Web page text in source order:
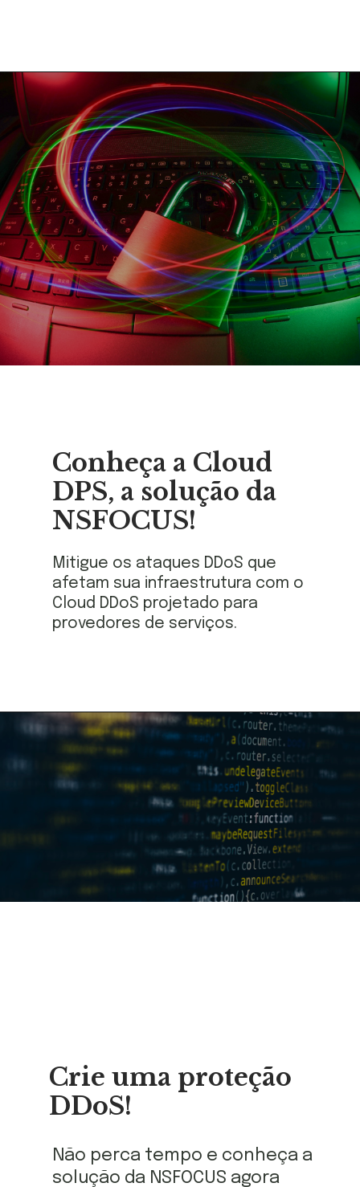
Mitigue os ataques DDoS que
afetam sua infraestrutura com o
Cloud DDoS projetado para
provedores de serviços.
Conheça a Cloud
DPS, a solução da
NSFOCUS!
Não perca tempo e conheça a
solução da NSFOCUS agora
Crie uma proteção
DDoS!